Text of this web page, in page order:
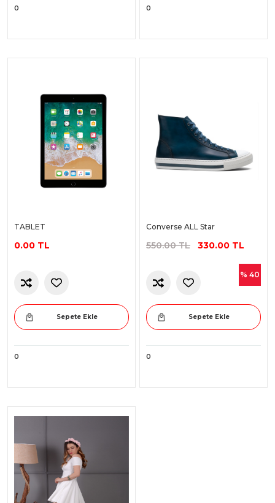
0 0
TABLET
0.00 TL
Sepete Ekle
0
Converse ALL Star
550.00 TL330.00 TL
% 40
Sepete Ekle
0